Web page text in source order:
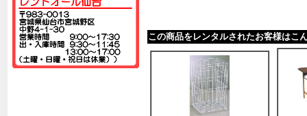
この商品をレンタルされたお客様はこ